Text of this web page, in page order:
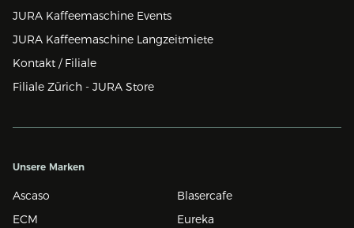
JURA Kaffeemaschine Events
JURA Kaffeemaschine Langzeitmiete
Kontakt / Filiale
Filiale Zürich - JURA Store
Unsere Marken
Ascaso
Blasercafe
ECM
Eureka